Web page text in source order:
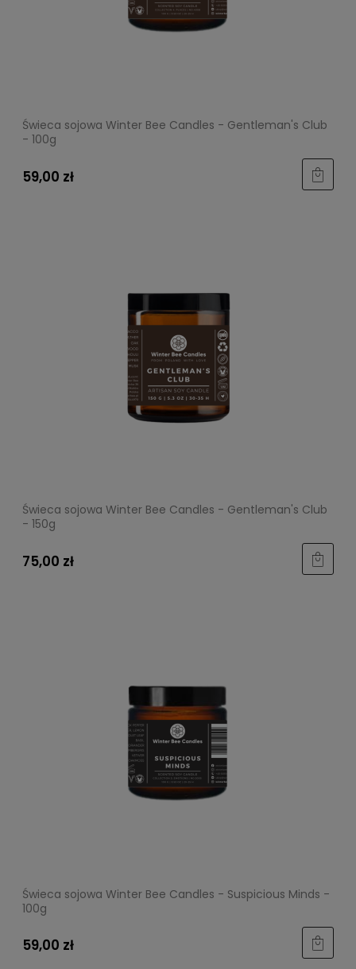
Świeca sojowa Winter Bee Candles - Gentleman's Club
- 100g
59,00 zł
Świeca sojowa Winter Bee Candles - Gentleman's Club
- 150g
75,00 zł
Świeca sojowa Winter Bee Candles - Suspicious Minds -
100g
59,00 zł